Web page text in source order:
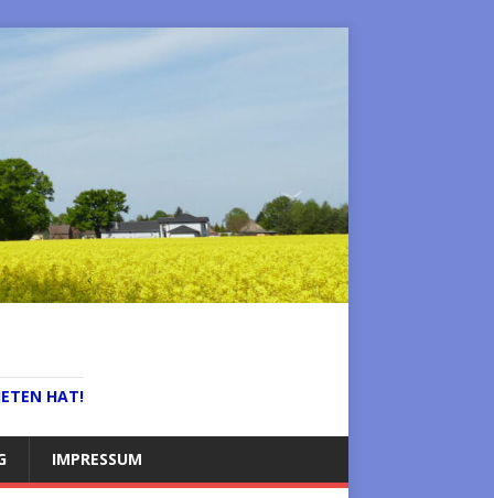
HAT!
IMPRESSUM